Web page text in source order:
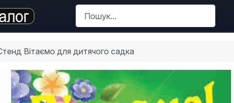
Вітаємо для дитячого садка